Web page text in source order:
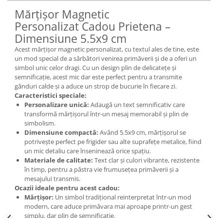
Mărțișor Magnetic
Personalizat Cadou Prietena –
Dimensiune 5.5x9 cm
Acest mărțișor magnetic personalizat, cu textul ales de tine, este
un mod special de a sărbători venirea primăverii și de a oferi un
simbol unic celor dragi. Cu un design plin de delicatețe și
semnificație, acest mic dar este perfect pentru a transmite
gânduri calde și a aduce un strop de bucurie în fiecare zi.
Caracteristici speciale:
Personalizare unică: Adaugă un text semnificativ care
transformă mărțișorul într-un mesaj memorabil și plin de
simbolism.
Dimensiune compactă: Având 5.5x9 cm, mărțișorul se
potrivește perfect pe frigider sau alte suprafețe metalice, fiind
un mic detaliu care înseninează orice spațiu.
Materiale de calitate: Text clar și culori vibrante, rezistente
în timp, pentru a păstra vie frumusețea primăverii și a
mesajului transmis.
Ocazii ideale pentru acest cadou:
Mărțișor: Un simbol tradițional reinterpretat într-un mod
modern, care aduce primăvara mai aproape printr-un gest
simplu, dar plin de semnificație.